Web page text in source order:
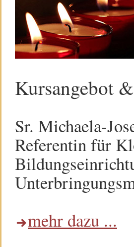
Kursangebot
Sr. Michaela-
Referentin für
mehr dazu ...